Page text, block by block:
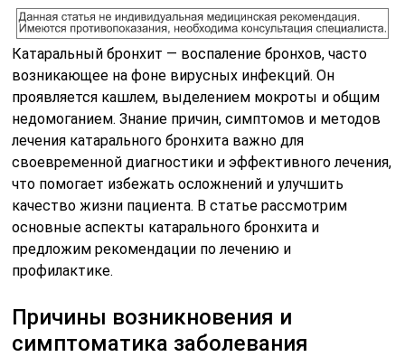
Катаральный бронхит — воспаление бронхов, часто
возникающее на фоне вирусных инфекций. Он
проявляется кашлем, выделением мокроты и общим
недомоганием. Знание причин, симптомов и методов
лечения катарального бронхита важно для
своевременной диагностики и эффективного лечения,
что помогает избежать осложнений и улучшить
качество жизни пациента. В статье рассмотрим
основные аспекты катарального бронхита и
предложим рекомендации по лечению и
профилактике.
Причины возникновения и
симптоматика заболевания